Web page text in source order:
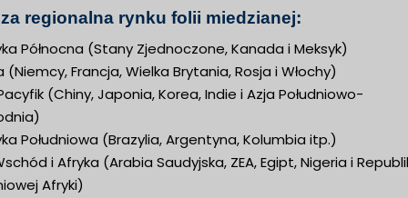
regionalna rynku folii miedzianej:
Północna (Stany Zjednoczone, Kanada i Meksyk)
(Niemcy, Francja, Wielka Brytania, Rosja i Włochy)
(Chiny, Japonia, Korea, Indie i Azja Południowo-
Południowa (Brazylia, Argentyna, Kolumbia itp.)
i Afryka (Arabia Saudyjska, ZEA, Egipt, Nigeria i
Afryki)